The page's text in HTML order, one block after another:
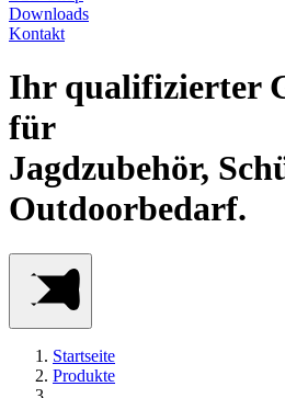
Downloads
Kontakt
Ihr qualifizierter
für
Jagdzubehör,
Outdoorbedarf.
Startseite
Produkte